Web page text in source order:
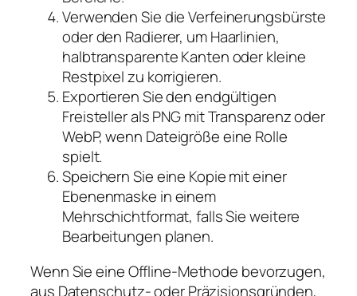
Verwenden Sie die Verfeinerungsbürste
oder den Radierer, um Haarlinien,
halbtransparente Kanten oder kleine
Restpixel zu korrigieren.
Exportieren Sie den endgültigen
Freisteller als PNG mit Transparenz oder
WebP, wenn Dateigröße eine Rolle
spielt.
Speichern Sie eine Kopie mit einer
Ebenenmaske in einem
Mehrschichtformat, falls Sie weitere
Bearbeitungen planen.
Wenn Sie eine Offline-Methode bevorzugen,
aus Datenschutz- oder Präzisionsgründen,